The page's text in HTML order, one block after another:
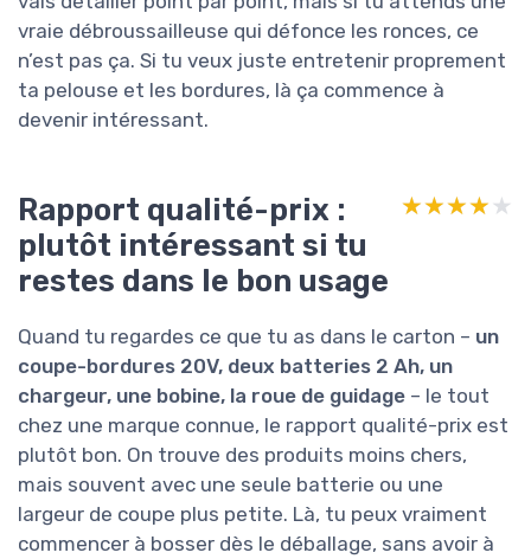
vraie débroussailleuse qui défonce les ronces, ce
n’est pas ça. Si tu veux juste entretenir proprement
ta pelouse et les bordures, là ça commence à
devenir intéressant.
Rapport qualité-prix :
plutôt intéressant si tu
restes dans le bon usage
★★★★★
★★★★★
Quand tu regardes ce que tu as dans le carton – un
coupe-bordures 20V, deux batteries 2 Ah, un
chargeur, une bobine, la roue de guidage – le tout
chez une marque connue, le rapport qualité-prix est
plutôt bon. On trouve des produits moins chers,
mais souvent avec une seule batterie ou une
largeur de coupe plus petite. Là, tu peux vraiment
commencer à bosser dès le déballage, sans avoir à